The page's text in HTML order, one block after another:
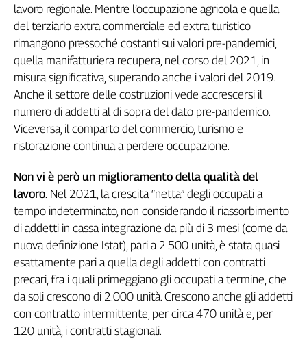
lavoro regionale. Mentre l’occupazione agricola e quella
del terziario extra commerciale ed extra turistico
rimangono pressoché costanti sui valori pre-pandemici,
quella manifatturiera recupera, nel corso del 2021, in
misura significativa, superando anche i valori del 2019.
Anche il settore delle costruzioni vede accrescersi il
numero di addetti al di sopra del dato pre-pandemico.
Viceversa, il comparto del commercio, turismo e
ristorazione continua a perdere occupazione.
Non vi è però un miglioramento della qualità del
lavoro. Nel 2021, la crescita “netta” degli occupati a
tempo indeterminato, non considerando il riassorbimento
di addetti in cassa integrazione da più di 3 mesi (come da
nuova definizione Istat), pari a 2.500 unità, è stata quasi
esattamente pari a quella degli addetti con contratti
precari, fra i quali primeggiano gli occupati a termine, che
da soli crescono di 2.000 unità. Crescono anche gli addetti
con contratto intermittente, per circa 470 unità e, per
120 unità, i contratti stagionali.